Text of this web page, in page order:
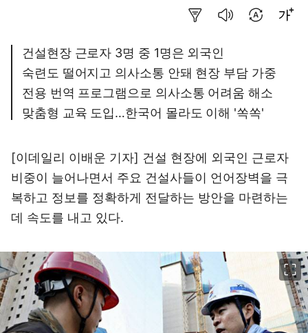
건설현장 근로자 3명 중 1명은 외국인
숙련도 떨어지고 의사소통 안돼 현장 부담 가중
전용 번역 프로그램으로 의사소통 어려움 해소
맞춤형 교육 도입…한국어 몰라도 이해 '쏙쏙'
[이데일리 이배운 기자] 건설 현장에 외국인 근로자
비중이 늘어나면서 주요 건설사들이 언어장벽을 극
복하고 정보를 정확하게 전달하는 방안을 마련하는
데 속도를 내고 있다.